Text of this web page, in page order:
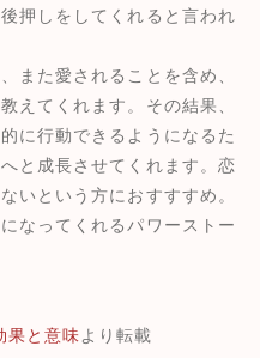
押しをしてくれると言われ
また愛されることを含め、
えてくれます。その結果、
に行動できるようになるた
と成長させてくれます。恋
いという方におすすすめ。
なってくれるパワーストー
果と意味より転載